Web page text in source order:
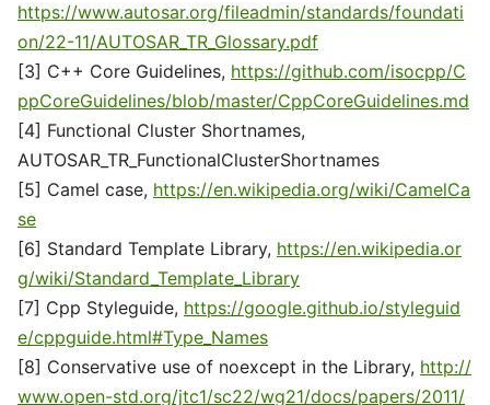
https://www.autosar.org/fileadmin/standards/foundati
on/22-11/AUTOSAR_TR_Glossary.pdf
[3] C++ Core Guidelines, https://github.com/isocpp/C
ppCoreGuidelines/blob/master/CppCoreGuidelines.md
[4] Functional Cluster Shortnames,
AUTOSAR_TR_FunctionalClusterShortnames
[5] Camel case, https://en.wikipedia.org/wiki/CamelCa
se
[6] Standard Template Library, https://en.wikipedia.or
g/wiki/Standard_Template_Library
[7] Cpp Styleguide, https://google.github.io/styleguid
e/cppguide.html#Type_Names
[8] Conservative use of noexcept in the Library, http://
www.open-std.org/jtc1/sc22/wg21/docs/papers/2011/